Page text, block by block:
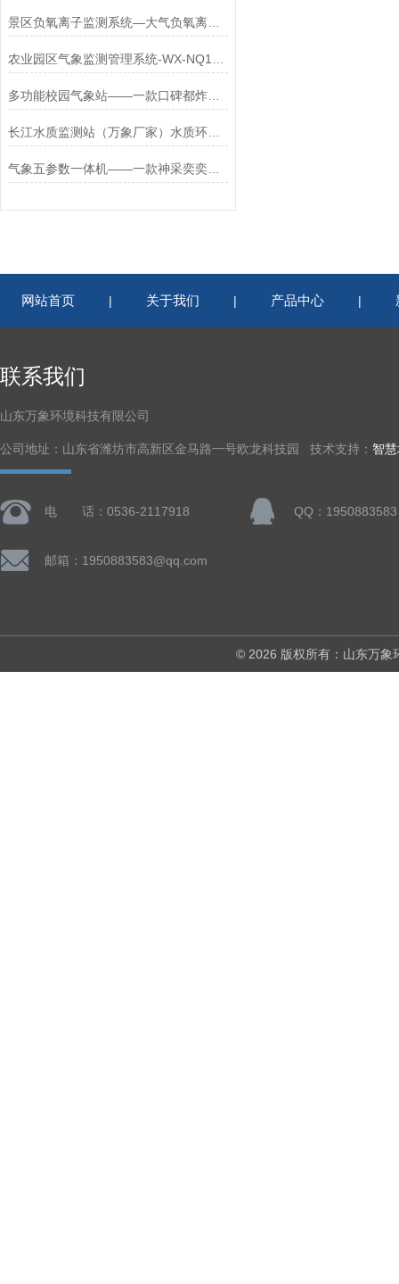
景区负氧离子监测系统—大气负氧离子自动监测站是什么(2024全+境/派+送/)
多功能校园气象站——一款口碑都炸裂了的学校气象站观测方案
长江水质监测站（万象厂家）水质环境监测站2024#（全+境+县市+区+派送）
气象五参数一体机——一款神采奕奕的气象环境监测设备2023发货很快
网站首页 | 关于我们 | 产品中心 |
联系我们
山东万象环境科技有限公司
公司地址：山东省潍坊市高新区金马路一号欧龙科技园 技术支持： 智
电 话：0536-2117918 QQ：1950883583
邮箱：1950883583@qq.com
© 2026 版权所有：山东万